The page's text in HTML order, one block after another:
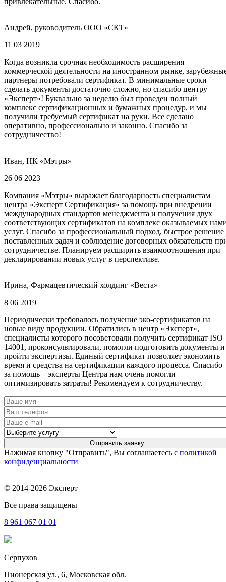
Андрей, руководитель ООО «СКТ»
11 03 2019
Когда возникла срочная необходимость расширения
коммерческой деятельности на иностранном рынке,
партнеры потребовали сертификат. В минимальные сроки
сделать документы достаточно сложно, но спасибо центру
«Эксперт»! Буквально за неделю был проведен полный
комплекс сертификационных и бумажных процедур, и мы
получили требуемый сертификат на руки. Все сделано
оперативно, профессионально и законно. Спасибо за
сотрудничество!
Иван, НК «Мэтры»
26 06 2023
Компания «Мэтры» выражает благодарность специалистам
центра «Эксперт Сертификация» за помощь при внедрении
международных стандартов менеджмента и получения двух
соответствующих сертификатов на комплекс оказываемых
услуг. Спасибо за профессиональный подход, быстрое решение
поставленных задач и соблюдение договорных обязательств
сотрудничестве. Планируем расширить взаимоотношения при
декларировании новых услуг в перспективе.
Ирина, Фармацевтический холдинг «Веста»
8 06 2019
Периодически требовалось получение эко-сертификатов на
новые виду продукции. Обратились в центр «Эксперт»,
специалисты которого посоветовали получить сертификат ISO
14001, проконсультировали, помогли подготовить документы и
пройти экспертизы. Единый сертификат позволяет экономить
время и средства на сертификации каждого процесса. Спасибо
за помощь – эксперты Центра нам очень помогли
оптимизировать затраты! Рекомендуем к сотрудничеству.
Нажимая кнопку "Отправить", Вы соглашаетесь с политикой
конфиденциальности
© 2014-2026 Эксперт
Все права защищены
8 961 067 01 01
Серпухов
Пионерская ул., 6, Московская обл.